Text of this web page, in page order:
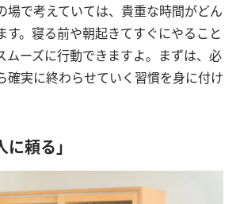
で考えていては、貴重な時間がどん
す。寝る前や朝起きてすぐにやること
ムーズに行動できますよ。まずは、必
確実に終わらせていく習慣を身に付け
頼る」